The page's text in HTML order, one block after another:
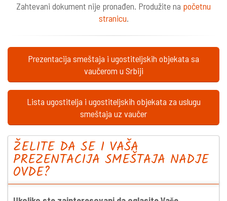
Zahtevani dokument nije pronađen. Produžite na početnu
stranicu.
Prezentacija smeštaja i ugostiteljskih objekata sa
vaučerom u Srbiji
Lista ugostitelja i ugostiteljskih objekata za uslugu
smeštaja uz vaučer
ŽELITE DA SE I VAŠA
PREZENTACIJA SMEŠTAJA NADJE
OVDE?